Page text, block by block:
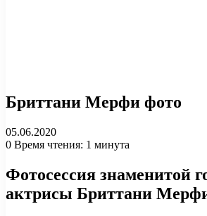
Бриттани Мерфи фото
05.06.2020
0 Время чтения: 1 минута
Фотосессия знаменитой
актрисы Бриттани